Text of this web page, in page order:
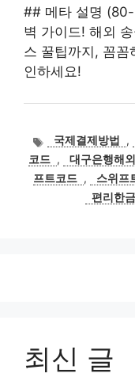
## 메타 설명
벽 가이드! 해외
스 꿀팁까지, 꼼꼼
인하세요!
태
그
국제결제방법 ,
코드 , 대구은행해
프트코드 , 스위프
편리한
최신 글